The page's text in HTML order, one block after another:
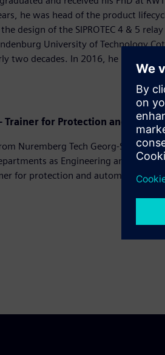
he was head of the product
design of the SIPROTEC 4 & 5
University of Technology
two decades. In 2016, he retired
Trainer for Protection and
Nuremberg Tech Georg-Simon-
as Engineering and Sales
for protection and automation